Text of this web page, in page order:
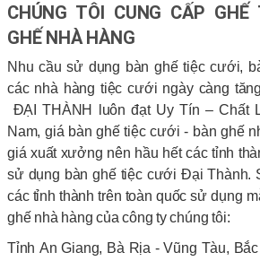
CHÚNG TÔI CUNG CẤP GHẾ
GHẾ NHÀ HÀNG
Nhu cầu sử dụng bàn ghế tiệc cưới,
các nhà hàng tiệc cưới ngày càng
ĐẠI THÀNH luôn đạt Uy Tín – Chất
Nam, giá bàn ghế tiệc cưới - bàn ghế
giá xuất xưởng nên hầu hết các tỉnh
sử dụng bàn ghế tiệc cưới Đại Thành.
các tỉnh thành trên toàn quốc sử dụng
ghế nhà hàng của công ty chúng tôi:
Tỉnh An Giang, Bà Rịa - Vũng Tàu,